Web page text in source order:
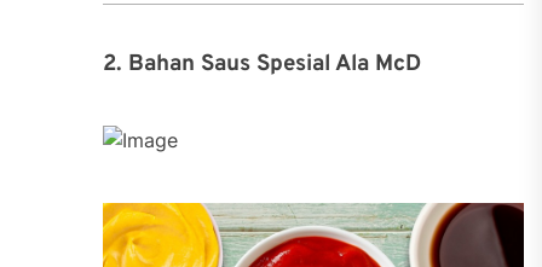
2. Bahan Saus Spesial Ala McD